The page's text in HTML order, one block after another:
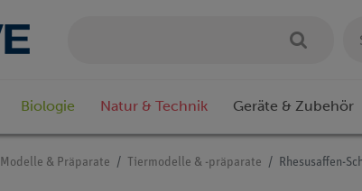
Biologie Natur & Technik Geräte & Zubehör
Modelle & Präparate Tiermodelle & -präparate Rhesusaffen-